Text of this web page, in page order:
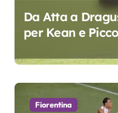
Da Atta a
per Kean e
oscar del
Fiorentina